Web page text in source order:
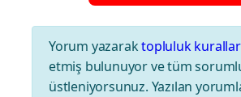
Yorum yazaraktopluluk
etmiş bulunuyor ve tüm
üstleniyorsunuz. Yazılan